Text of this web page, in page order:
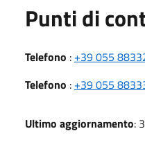
Punti di
Telefono : +39 055
Telefono : +39 055
Ultimo aggiornamento: